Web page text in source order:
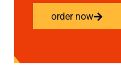
order now